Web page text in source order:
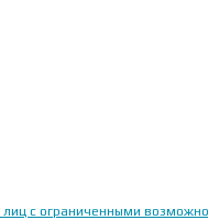
с ограниченными